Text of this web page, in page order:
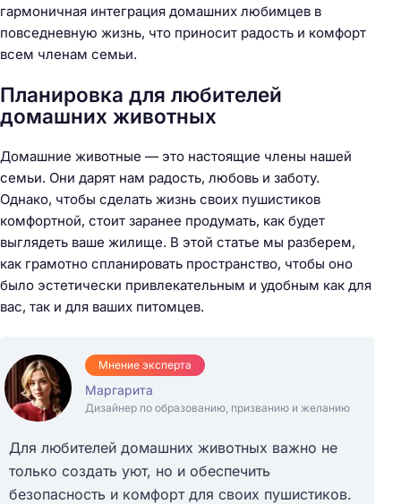
гармоничная интеграция домашних любимцев в
повседневную жизнь, что приносит радость и комфорт
всем членам семьи.
Планировка для любителей
домашних животных
Домашние животные — это настоящие члены нашей
семьи. Они дарят нам радость, любовь и заботу.
Однако, чтобы сделать жизнь своих пушистиков
комфортной, стоит заранее продумать, как будет
выглядеть ваше жилище. В этой статье мы разберем,
как грамотно спланировать пространство, чтобы оно
было эстетически привлекательным и удобным как для
вас, так и для ваших питомцев.
Мнение эксперта
Маргарита
Дизайнер по образованию, призванию и желанию
Для любителей домашних животных важно не
только создать уют, но и обеспечить
безопасность и комфорт для своих пушистиков.